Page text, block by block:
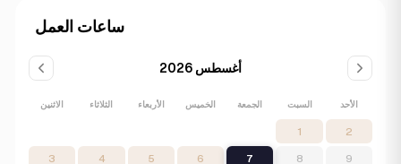
ساعات العمل
أغسطس 2026
الاثنين الثلاثاء الأربعاء الخميس الجمعة السبت الأحد
1 2
3 4 5 6 7 8 9